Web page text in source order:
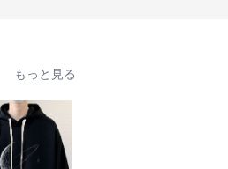
もっと見る